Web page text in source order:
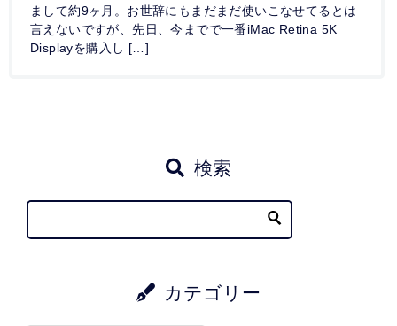
まして約9ヶ月。お世辞にもまだまだ使いこなせてるとは
言えないですが、先日、今までで一番iMac Retina 5K
Displayを購入し […]
検索
カテゴリー